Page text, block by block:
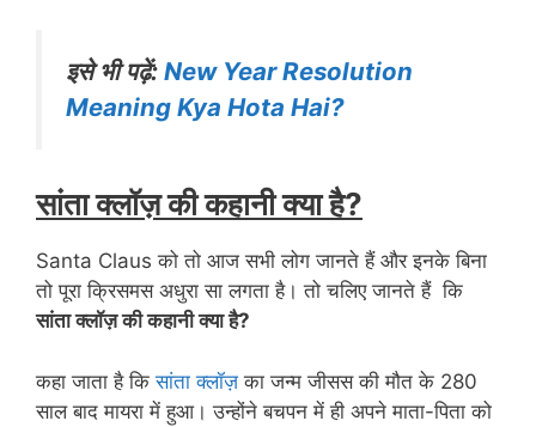
इसे भी पढ़ें: New Year Resolution
Meaning Kya Hota Hai?
सांता क्लॉज़ की कहानी क्या है?
Santa Claus को तो आज सभी लोग जानते हैं और इनके बिना
तो पूरा क्रिसमस अधुरा सा लगता है। तो चलिए जानते हैं कि
सांता क्लॉज़ की कहानी क्या है?
कहा जाता है कि सांता क्लॉज़ का जन्म जीसस की मौत के 280
साल बाद मायरा में हुआ। उन्होंने बचपन में ही अपने माता-पिता को